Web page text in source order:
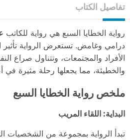
تفاصيل الكتاب
رواية الخطايا السبع هي رواية للكاتب
درامي وغامض. تستعرض الرواية تأثير
الأفراد والمجتمعات، وتتناول صراع
والخطيئة، مما يجعلها رحلة مثيرة في
ملخص رواية الخطايا السبع
البداية: اللقاء المريب
تبدأ الرواية بمجموعة من الشخصيات